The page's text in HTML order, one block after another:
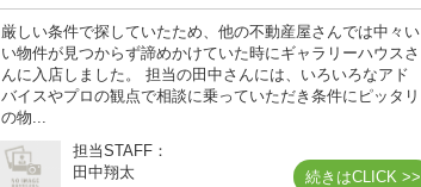
厳しい条件で探していたため、他の不動産屋さんでは中々い
い物件が見つからず諦めかけていた時にギャラリーハウスさ
んに入店しました。 担当の田中さんには、いろいろなアド
バイスやプロの観点で相談に乗っていただき条件にピッタリ
の物...
担当STAFF：
田中翔太
続きはCLICK >>